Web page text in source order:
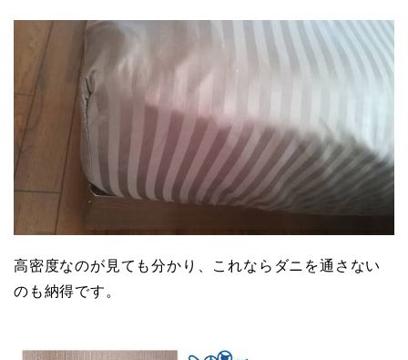
高密度なのが見ても分かり、これならダニを通さない
のも納得です。